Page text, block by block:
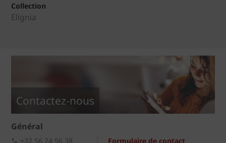
Collection
Elignia
Contactez-nous
Général
Formulaire de contact
+32 56 24 96 38